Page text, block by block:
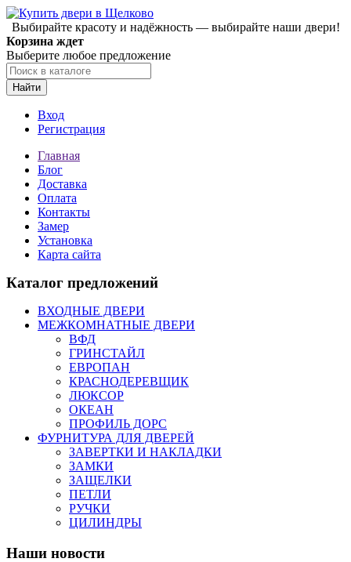
Выбирайте красоту и надёжность — выбирайте наши двери!
Корзина ждет
Выберите любое предложение
Найти
Вход
Регистрация
Главная
Блог
Доставка
Оплата
Контакты
Замер
Установка
Карта сайта
Каталог предложений
ВХОДНЫЕ ДВЕРИ
МЕЖКОМНАТНЫЕ ДВЕРИ
ВФД
ГРИНСТАЙЛ
ЕВРОПАН
КРАСНОДЕРЕВЩИК
ЛЮКСОР
ОКЕАН
ПРОФИЛЬ ДОРС
ФУРНИТУРА ДЛЯ ДВЕРЕЙ
ЗАВЕРТКИ И НАКЛАДКИ
ЗАМКИ
ЗАЩЕЛКИ
ПЕТЛИ
РУЧКИ
ЦИЛИНДРЫ
Наши новости